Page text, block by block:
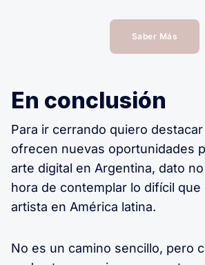
Saber Más
En conclusión
Para ir cerrando quiero
ofrecen nuevas oportunidades
arte digital en Argentina, dato
hora de contemplar lo difícil
artista en América latina.
No es un camino sencillo, pero